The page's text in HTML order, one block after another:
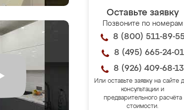
Оставьте заявку
Позвоните по номерам
8 (800) 511-89-
8 (495) 665-24-01
8 (926) 409-68-13
Или оставьте заявку на сайте
консультации и
предварительного расчёта
стоимости.